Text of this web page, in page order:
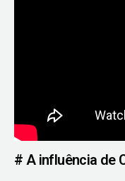
# A influência de